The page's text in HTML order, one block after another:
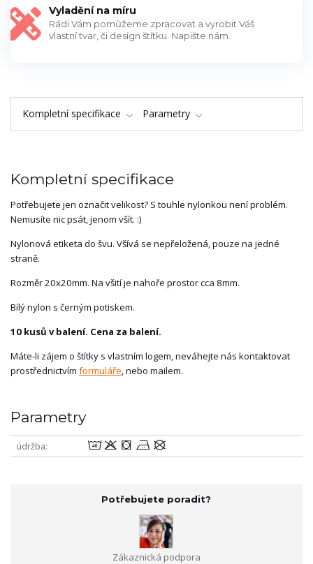
Vyladění na míru
Rádi Vám pomůžeme zpracovat a vyrobit Váš
vlastní tvar, či design štítku. Napište nám.
Kompletní specifikace Parametry
Kompletní specifikace
Potřebujete jen označit velikost? S touhle nylonkou není problém.
Nemusíte nic psát, jenom všít. :)
Nylonová etiketa do švu. Všívá se nepřeložená, pouze na jedné
straně.
Rozměr 20x20mm. Na všití je nahoře prostor cca 8mm.
Bílý nylon s černým potiskem.
10 kusů v balení. Cena za balení.
Máte-li zájem o štítky s vlastním logem, neváhejte nás kontaktovat
prostřednictvím formuláře , nebo mailem.
Parametry
údržba 8oabU
Potřebujete poradit?
Zákaznická podpora